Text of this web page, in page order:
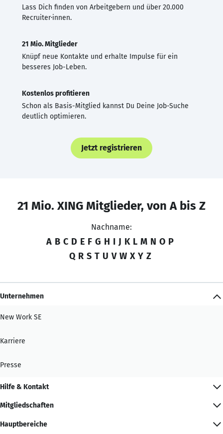
Lass Dich finden von Arbeitgebern und über 20.000
Recruiter·innen.
21 Mio. Mitglieder
Knüpf neue Kontakte und erhalte Impulse für ein
besseres Job-Leben.
Kostenlos profitieren
Schon als Basis-Mitglied kannst Du Deine Job-Suche
deutlich optimieren.
Jetzt registrieren
21 Mio. XING Mitglieder, von A bis Z
Nachname:
A B C D E F G H I J K L M N O P
Q R S T U V W X Y Z
Unternehmen
New Work SE
Karriere
Presse
Hilfe & Kontakt
Mitgliedschaften
Hauptbereiche